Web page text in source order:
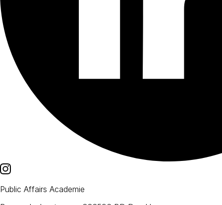
Public Affairs Academie